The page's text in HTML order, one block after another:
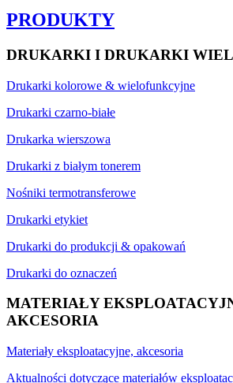
PRODUKTY
DRUKARKI I DRUKARKI
Drukarki kolorowe & wielofunkcyjne
Drukarki czarno-białe
Drukarka wierszowa
Drukarki z białym tonerem
Nośniki termotransferowe
Drukarki etykiet
Drukarki do produkcji & opakowań
Drukarki do oznaczeń
MATERIAŁY
AKCESORIA
Materiały eksploatacyjne, akcesoria
Aktualności dotyczące materiałów